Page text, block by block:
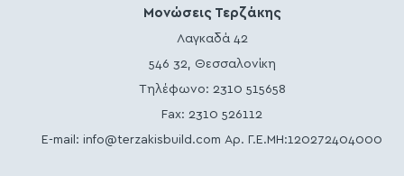
Μονώσεις Τερζάκης
Λαγκαδά 42
546 32, Θεσσαλονίκη
Τηλέφωνο: 2310 515658
Fax: 2310 526112
E-mail:info@terzakisbuild.com Αρ. Γ.Ε.ΜΗ:120272404000